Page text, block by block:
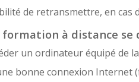
de retransmettre, en
à distance
un ordinateur équipé de
bonne connexion Internet